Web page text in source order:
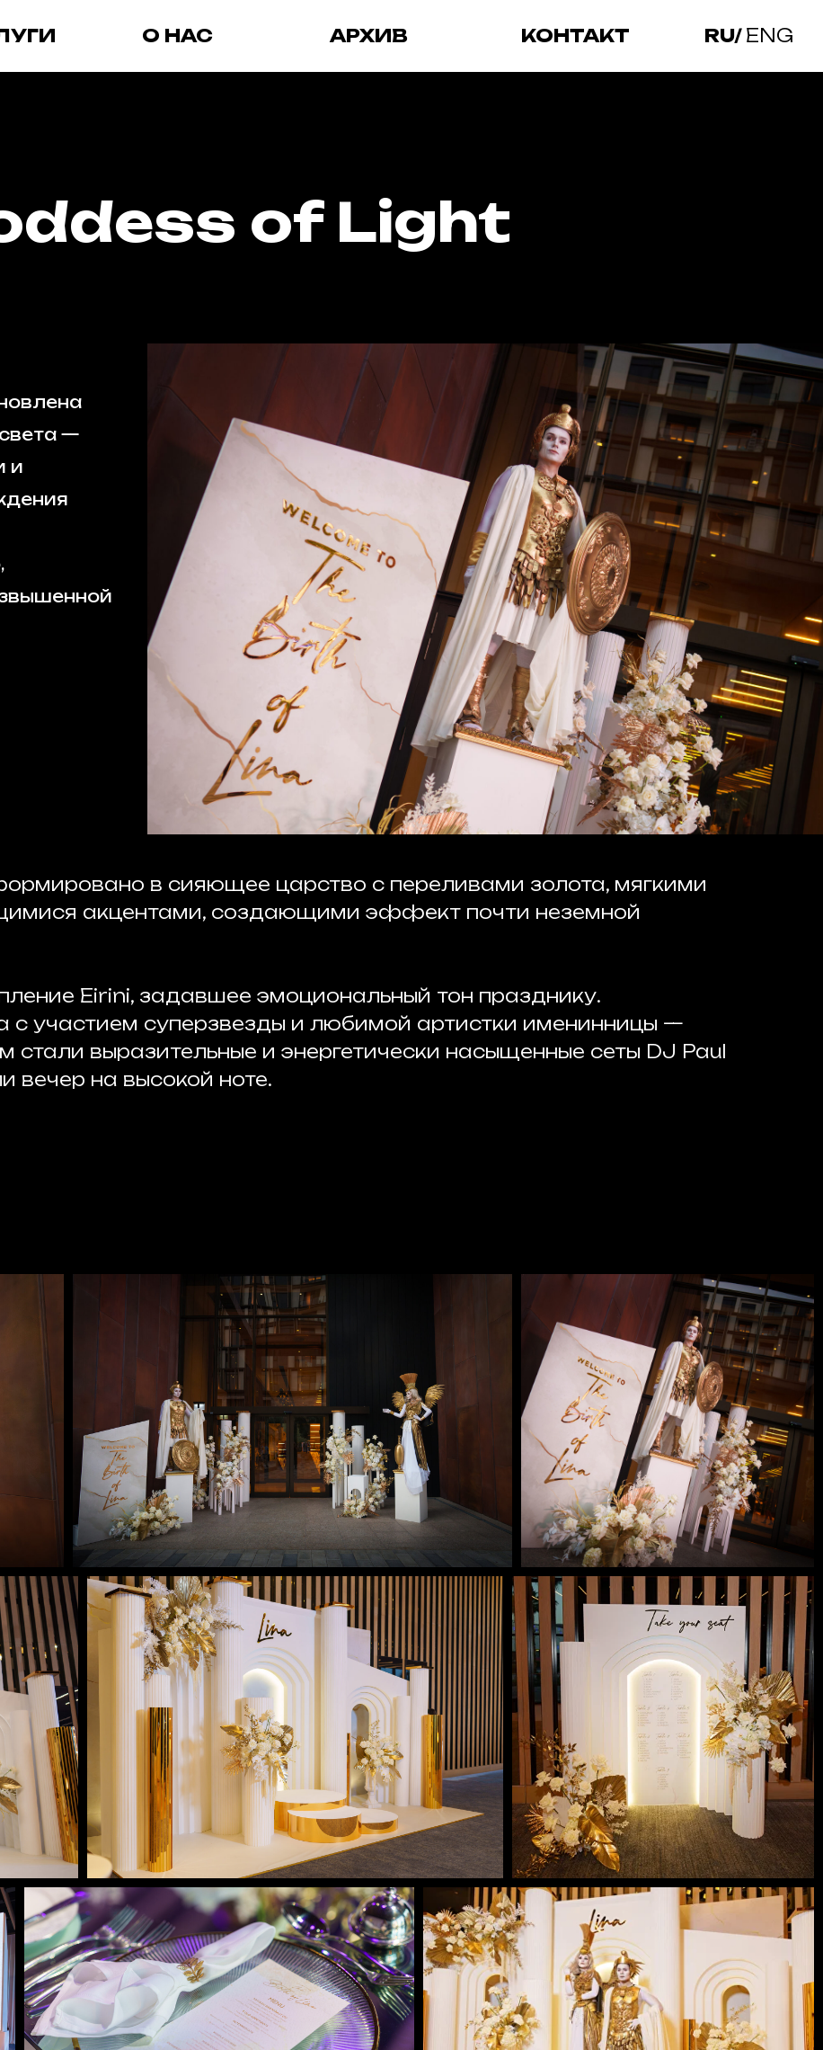
ENG
RU/
КОНТАКТ
АРХИВ
О НАС
of Light
—
и
в сияющее царство с переливами золота, мягкими
акцентами, создающими эффект почти неземной
Eirini, задавшее эмоциональный тон празднику.
с участием суперзвезды и любимой артистки именинницы —
выразительные и энергетически насыщенные сеты DJ Paul
вечер на высокой ноте.